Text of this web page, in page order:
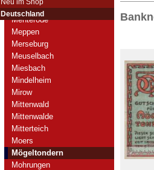
Deutschland
Mengede
Menterode
Meppen
Merseburg
Meuselbach
Miesbach
Mindelheim
Mirow
Mittenwald
Mittenwalde
Mitterteich
Moers
Mögeltondern
Mohrungen